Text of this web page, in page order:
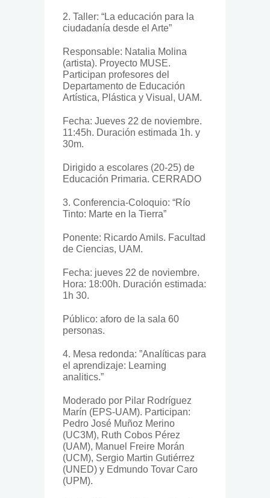
2. Taller: “La educación para la
ciudadanía desde el Arte”
Responsable: Natalia Molina
(artista). Proyecto MUSE.
Participan profesores del
Departamento de Educación
Artística, Plástica y Visual, UAM.
Fecha: Jueves 22 de noviembre.
11:45h. Duración estimada 1h. y
30m.
Dirigido a escolares (20-25) de
Educación Primaria. CERRADO
3. Conferencia-Coloquio: “Río
Tinto: Marte en la Tierra”
Ponente: Ricardo Amils. Facultad
de Ciencias, UAM.
Fecha: jueves 22 de noviembre.
Hora: 18:00h. Duración estimada:
1h 30.
Público: aforo de la sala 60
personas.
4. Mesa redonda: ”Analíticas para
el aprendizaje: Learning
analitics.”
Moderado por Pilar Rodríguez
Marín (EPS-UAM). Participan:
Pedro José Muñoz Merino
(UC3M), Ruth Cobos Pérez
(UAM), Manuel Freire Morán
(UCM), Sergio Martin Gutiérrez
(UNED) y Edmundo Tovar Caro
(UPM).